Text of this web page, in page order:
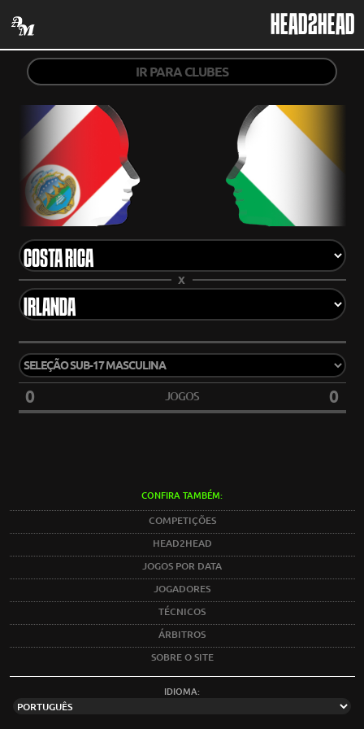
HEAD2HEAD
IR PARA CLUBES
X
0 JOGOS 0
CONFIRA TAMBÉM:
COMPETIÇÕES
HEAD2HEAD
JOGOS POR DATA
JOGADORES
TÉCNICOS
ÁRBITROS
SOBRE O SITE
IDIOMA: